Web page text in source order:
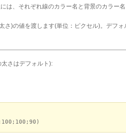
は、それぞれ線のカラー名と背景のカラー
さ)の値を渡します(単位：ピクセル)。デフォ
さはデフォルト):